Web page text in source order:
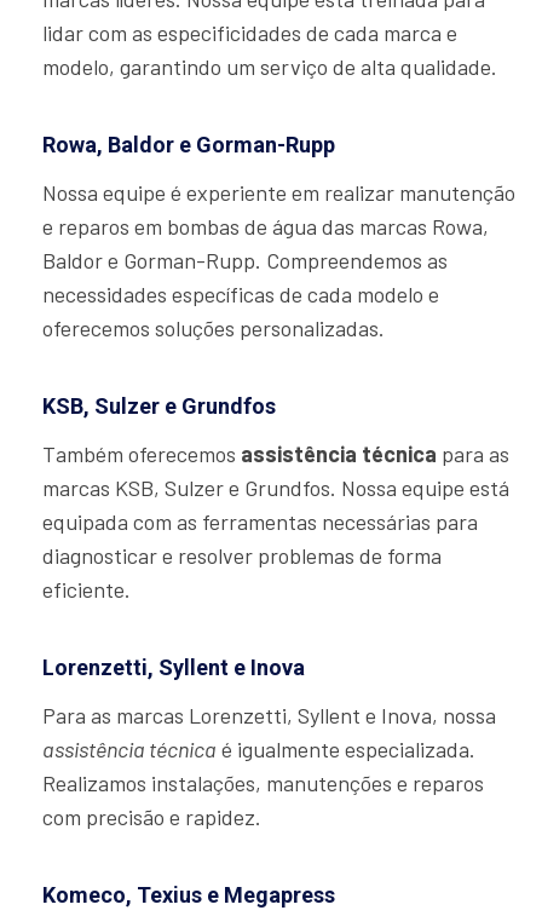
lidar com as especificidades de cada marca e
modelo, garantindo um serviço de alta qualidade.
Rowa, Baldor e Gorman-Rupp
Nossa equipe é experiente em realizar manutenção
e reparos em bombas de água das marcas Rowa,
Baldor e Gorman-Rupp. Compreendemos as
necessidades específicas de cada modelo e
oferecemos soluções personalizadas.
KSB, Sulzer e Grundfos
Também oferecemos assistência técnica para as
marcas KSB, Sulzer e Grundfos. Nossa equipe está
equipada com as ferramentas necessárias para
diagnosticar e resolver problemas de forma
eficiente.
Lorenzetti, Syllent e Inova
Para as marcas Lorenzetti, Syllent e Inova, nossa
assistência técnica é igualmente especializada.
Realizamos instalações, manutenções e reparos
com precisão e rapidez.
Komeco, Texius e Megapress